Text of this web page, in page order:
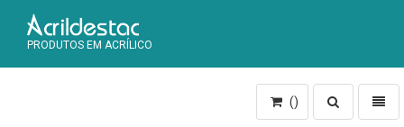
PRODUTOS EM ACRÍLICO
Toggle
search
()